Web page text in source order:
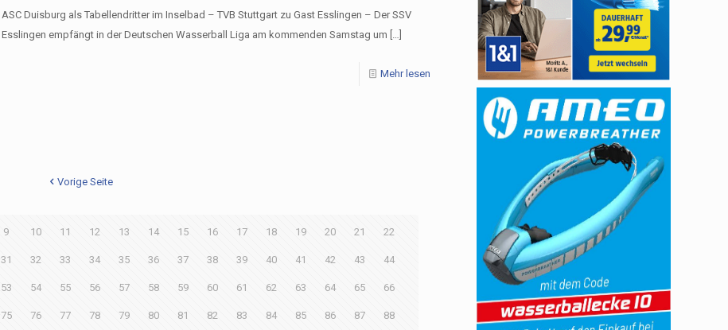
ASC Duisburg als Tabellendritter im Inselbad – TVB Stuttgart zu Gast Esslingen – Der SSV
Esslingen empfängt in der Deutschen Wasserball Liga am kommenden Samstag um
Mehr lesen
Vorige Seite
9 10 11 12 13 14 15 16 17 18 19 20 21 22
31 32 33 34 35 36 37 38 39 40 41 42 43 44
53 54 55 56 57 58 59 60 61 62 63 64 65 66
75 76 77 78 79 80 81 82 83 84 85 86 87 88